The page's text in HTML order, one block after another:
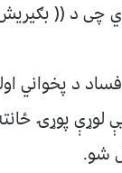
د (( بګیریش
فساد د پخواني
لوړې پوړۍ
شو.